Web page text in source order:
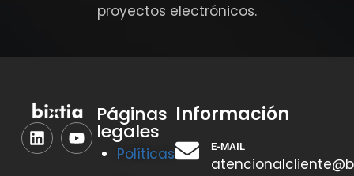
proyectos electrónicos.
Páginas
legales
Políticas
Información
E-MAIL